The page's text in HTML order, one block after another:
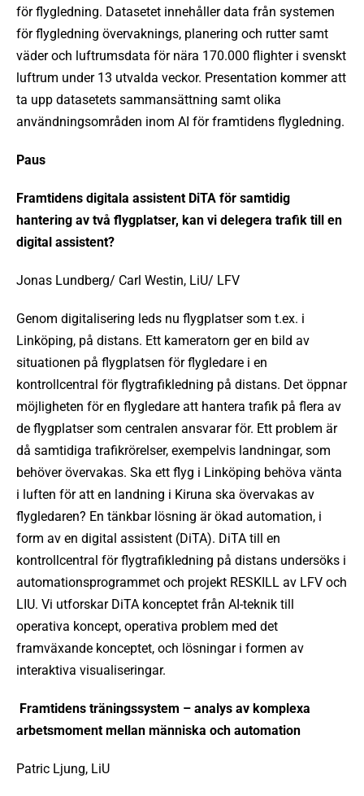
för flygledning. Datasetet innehåller data från systemen
för flygledning övervaknings, planering och rutter samt
väder och luftrumsdata för nära 170.000 flighter i svenskt
luftrum under 13 utvalda veckor. Presentation kommer att
ta upp datasetets sammansättning samt olika
användningsområden inom AI för framtidens flygledning.
Paus
Framtidens digitala assistent DiTA för samtidig
hantering av två flygplatser, kan vi delegera trafik till en
digital assistent?
Jonas Lundberg/ Carl Westin, LiU/ LFV
Genom digitalisering leds nu flygplatser som t.ex. i
Linköping, på distans. Ett kameratorn ger en bild av
situationen på flygplatsen för flygledare i en
kontrollcentral för flygtrafikledning på distans. Det öppnar
möjligheten för en flygledare att hantera trafik på flera av
de flygplatser som centralen ansvarar för. Ett problem är
då samtidiga trafikrörelser, exempelvis landningar, som
behöver övervakas. Ska ett flyg i Linköping behöva vänta
i luften för att en landning i Kiruna ska övervakas av
flygledaren? En tänkbar lösning är ökad automation, i
form av en digital assistent (DiTA). DiTA till en
kontrollcentral för flygtrafikledning på distans undersöks i
automationsprogrammet och projekt RESKILL av LFV och
LIU. Vi utforskar DiTA konceptet från AI-teknik till
operativa koncept, operativa problem med det
framväxande konceptet, och lösningar i formen av
interaktiva visualiseringar.
Framtidens träningssystem – analys av komplexa
arbetsmoment mellan människa och automation
Patric Ljung, LiU